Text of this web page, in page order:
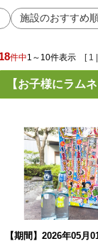
18件中1～10件表示 [ 1
【お子様にラム
【期間】2026年05月